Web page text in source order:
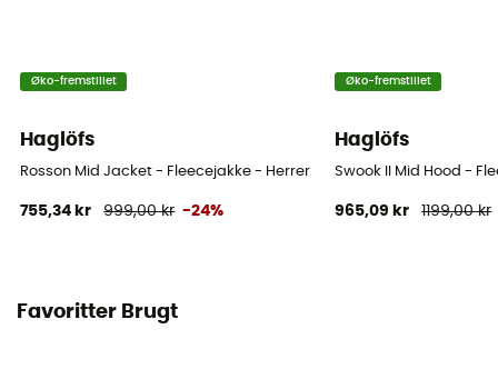
Øko-fremstillet
Haglöfs
Rosson Mid Jacket - Fleecejakke - Herrer
755,34 kr 999,00 kr -24%
Øko-fremstillet
Haglöfs
Swook II Mid Hood -
965,09 kr 1199,00 kr
Favoritter Brugt